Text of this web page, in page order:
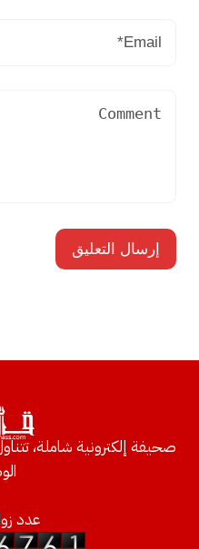
صحيفة إلكترونية شاملة،
عدد